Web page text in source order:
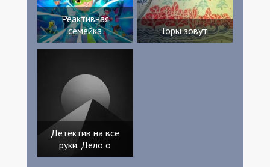
Реактивная
семейка
Горы зовут
Детектив на все
руки. Дело о